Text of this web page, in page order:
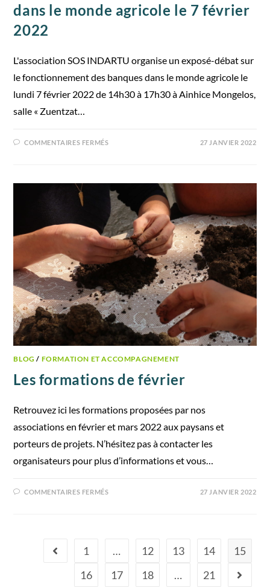
dans le monde agricole le 7 février
2022
L'association SOS INDARTU organise un exposé-débat sur
le fonctionnement des banques dans le monde agricole le
lundi 7 février 2022 de 14h30 à 17h30 à Ainhice Mongelos,
salle « Zuentzat…
COMMENTAIRES FERMÉS 27 JANVIER 2022
BLOG / FORMATION ET ACCOMPAGNEMENT
Les formations de février
Retrouvez ici les formations proposées par nos
associations en février et mars 2022 aux paysans et
porteurs de projets. N’hésitez pas à contacter les
organisateurs pour plus d’informations et vous…
COMMENTAIRES FERMÉS 27 JANVIER 2022
1 … 12 13 14
15
16
17 18 … 21